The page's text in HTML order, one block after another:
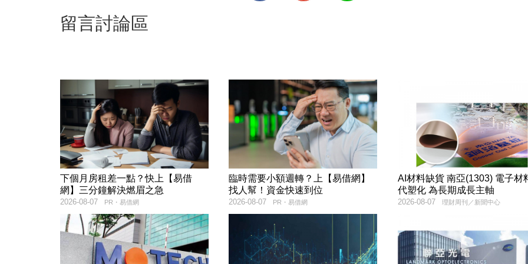
留言討論區
下個月房租差一點？快上【易借
網】三分鐘解決燃眉之急
PR・易借網
2026-08-07
臨時需要小額週轉？上【易借網】
找人幫！資金快速到位
PR・易借網
2026-08-07
AI材料缺貨 南亞(1303) 電子材
代塑化 為長期成長主軸
理財周刊／新聞中心
2026-08-07